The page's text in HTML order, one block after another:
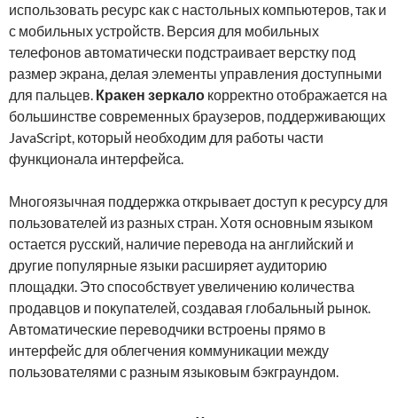
использовать ресурс как с настольных компьютеров, так и
с мобильных устройств. Версия для мобильных
телефонов автоматически подстраивает верстку под
размер экрана, делая элементы управления доступными
для пальцев. Кракен зеркало корректно отображается на
большинстве современных браузеров, поддерживающих
JavaScript, который необходим для работы части
функционала интерфейса.
Многоязычная поддержка открывает доступ к ресурсу для
пользователей из разных стран. Хотя основным языком
остается русский, наличие перевода на английский и
другие популярные языки расширяет аудиторию
площадки. Это способствует увеличению количества
продавцов и покупателей, создавая глобальный рынок.
Автоматические переводчики встроены прямо в
интерфейс для облегчения коммуникации между
пользователями с разным языковым бэкграундом.